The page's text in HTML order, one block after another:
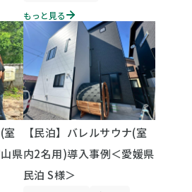
もっと見る
室
県
【民泊】バレルサウナ(室
内2名用)導入事例＜愛媛県
民泊 S様＞